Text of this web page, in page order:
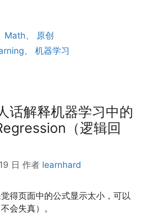
Math、 原创
、机器学习
话解释机器学习中的
（逻辑回
日 作者 learnhard
得页面中的公式显示太小，可以
会失真）。